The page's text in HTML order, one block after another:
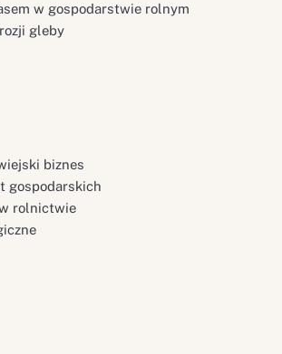
w gospodarstwie rolnym
gleby
biznes
gospodarskich
rolnictwie